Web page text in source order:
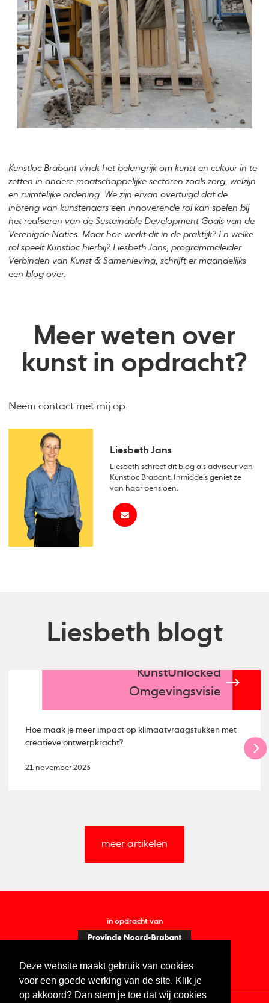
Deze website maakt gebruik van cookies
voor een goede werking van de site. Klik je
op akkoord? Dan stem je toe dat wij cookies
Kunstloc Brabant vindt het belangrijk om kunst en cultuur in te
zetten in andere maatschappelijke sectoren zoals zorg, welzijn
en ruimtelijke ordening. We zijn ervan overtuigd dat de
inbreng van kunstenaars een innoverende rol kan spelen bij
het realiseren van de Sustainable Development Goals van de
Verenigde Naties. Maar hoe werkt dit in de praktijk? En welke
rol speelt Kunstloc hierbij? Liesbeth Jans, programmaleider
Verbinden van Kunst & Samenleving, schrijft er maandelijks
een blog over.
Meer weten over
kunst in opdracht?
Neem contact met mij op.
Liesbeth Jans
Liesbeth schreef dit blog als adviseur van
Kunstloc Brabant. Inmiddels geniet ze
van haar pensioen.
Liesbeth blogt
KunstUnlocked
Omgevingsvisie
Hoe maak je meer impact op klimaatvraagstukken met
creatieve ontwerpkracht?
21 november 2023
meer artikelen
in opdracht van